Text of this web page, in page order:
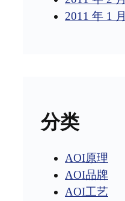
2011 年 1 月
分类
AOI原理
AOI品牌
AOI工艺